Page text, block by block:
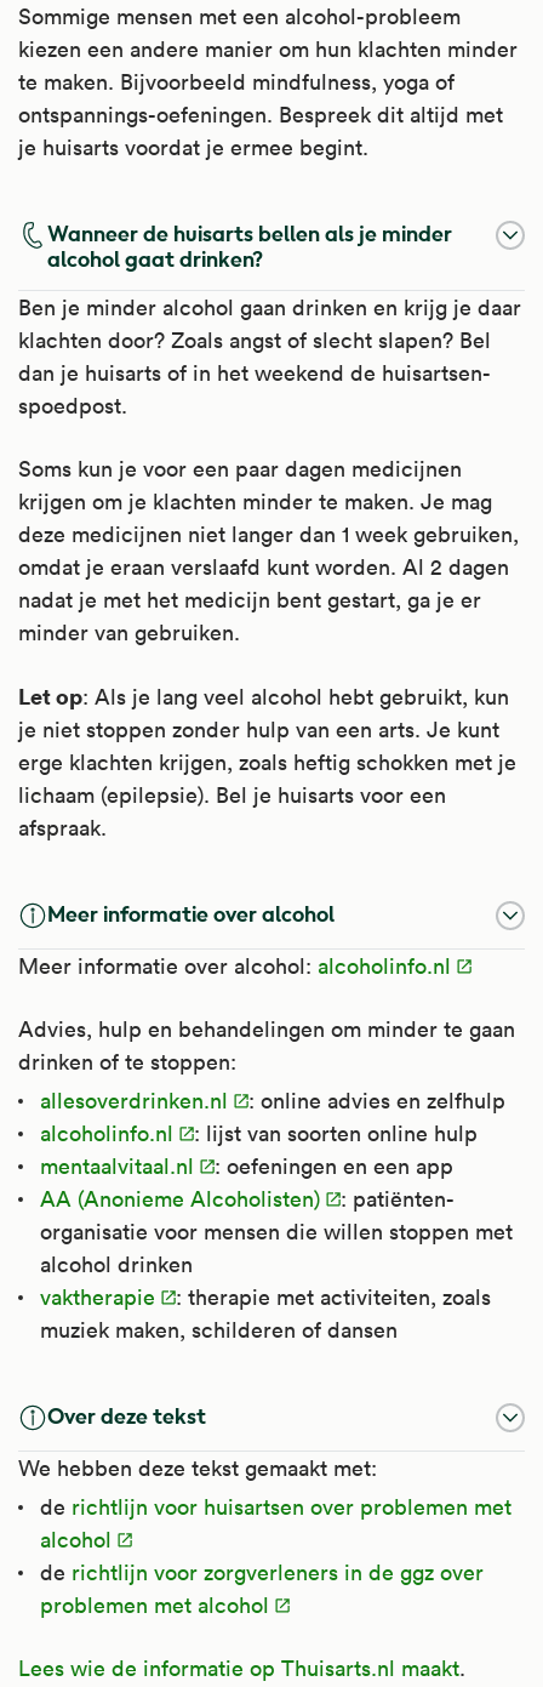
Sommige mensen met een alcohol-probleem
kiezen een andere manier om hun klachten minder
te maken. Bijvoorbeeld mindfulness, yoga of
ontspannings-oefeningen. Bespreek dit altijd met
je huisarts voordat je ermee begint.
Wanneer de huisarts bellen als je minder
alcohol gaat drinken?
Ben je minder alcohol gaan drinken en krijg je daar
klachten door? Zoals angst of slecht slapen? Bel
dan je huisarts of in het weekend de huisartsen-
spoedpost.
Soms kun je voor een paar dagen medicijnen
krijgen om je klachten minder te maken. Je mag
deze medicijnen niet langer dan 1 week gebruiken,
omdat je eraan verslaafd kunt worden. Al 2 dagen
nadat je met het medicijn bent gestart, ga je er
minder van gebruiken.
Let op: Als je lang veel alcohol hebt gebruikt, kun
je niet stoppen zonder hulp van een arts. Je kunt
erge klachten krijgen, zoals heftig schokken met je
lichaam (epilepsie). Bel je huisarts voor een
afspraak.
Meer informatie over alcohol
Meer informatie over alcohol: alcoholinfo.nl
Advies, hulp en behandelingen om minder te gaan
drinken of te stoppen:
allesoverdrinken.nl
: online advies en zelfhulp
alcoholinfo.nl
: lijst van soorten online hulp
mentaalvitaal.nl
: oefeningen en een app
AA (Anonieme Alcoholisten)
: patiënten-
organisatie voor mensen die willen stoppen met
alcohol drinken
vaktherapie
: therapie met activiteiten, zoals
muziek maken, schilderen of dansen
Over deze tekst
We hebben deze tekst gemaakt met:
de richtlijn voor huisartsen over problemen met
alcohol
de richtlijn voor zorgverleners in de ggz over
problemen met alcohol
Lees wie de informatie op Thuisarts.nl maakt.